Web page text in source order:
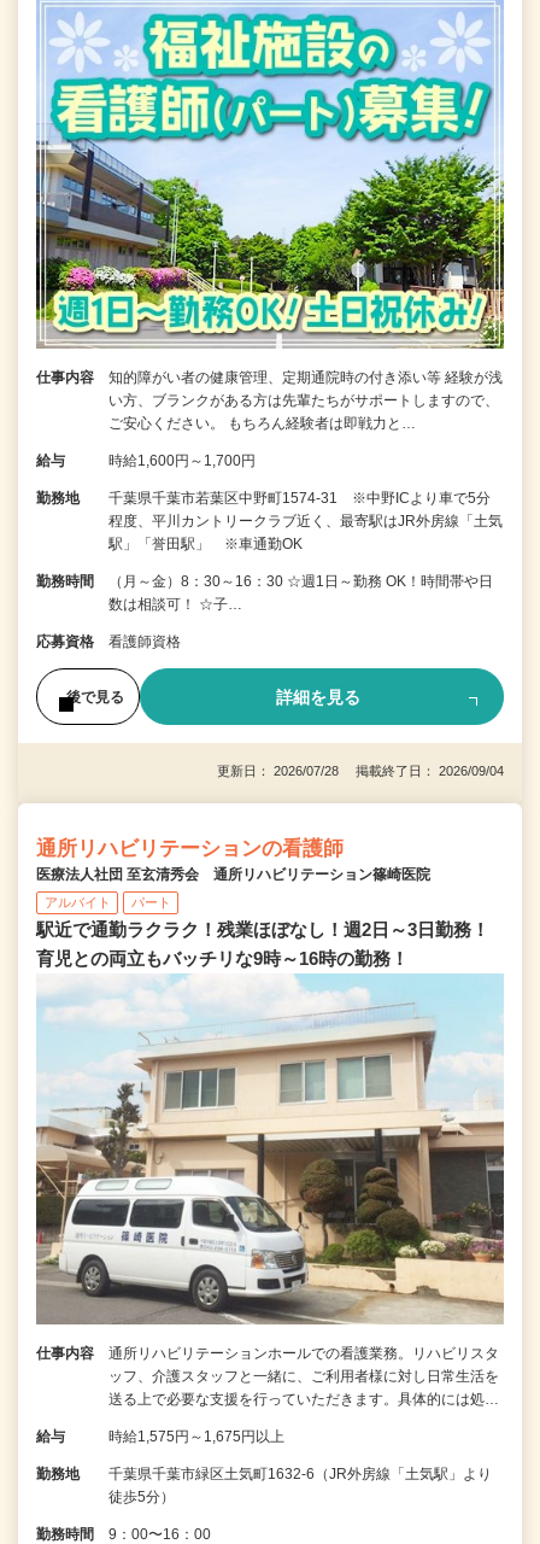
仕事内容
知的障がい者の健康管理、定期通院時の付き添い等 経験が浅
い方、ブランクがある方は先輩たちがサポートしますので、
ご安心ください。 もちろん経験者は即戦力と…
給与 時給1,600円～1,700円
勤務地
千葉県千葉市若葉区中野町1574-31 ※中野ICより車で5分
程度、平川カントリークラブ近く、最寄駅はJR外房線「土気
駅」「誉田駅」 ※車通勤OK
勤務時間
（月～金）8：30～16：30 ☆週1日～勤務 OK！時間帯や日
数は相談可！ ☆子…
応募資格 看護師資格
後で見る 詳細を見る
更新日： 2026/07/28 掲載終了日： 2026/09/04
通所リハビリテーションの看護師
医療法人社団 至玄清秀会 通所リハビリテーション篠崎医院
アルバイト パート
駅近で通勤ラクラク！残業ほぼなし！週2日～3日勤務！
育児との両立もバッチリな9時～16時の勤務！
仕事内容
通所リハビリテーションホールでの看護業務。リハビリスタ
ッフ、介護スタッフと一緒に、ご利用者様に対し日常生活を
送る上で必要な支援を行っていただきます。具体的には処…
給与 時給1,575円～1,675円以上
勤務地
千葉県千葉市緑区土気町1632-6（JR外房線「土気駅」より
徒歩5分）
勤務時間 9：00〜16：00